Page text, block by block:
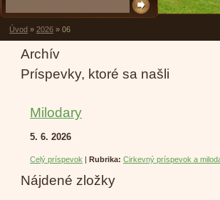
Úvod » 2026 » 06
Archív
Príspevky, ktoré sa našli
Milodary
5. 6. 2026
Celý príspevok | Rubrika: Cirkevný príspevok a
Nájdené zložky